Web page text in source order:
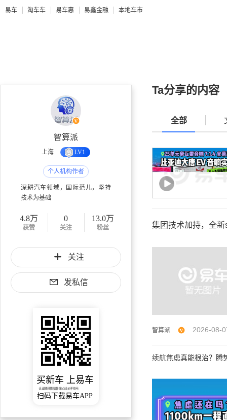
易车 淘车车 易车惠 易鑫金融 本地车市
智算派
上海 LV1
个人机构作者
深耕汽车领域，国际范儿，坚持
技术为基础
4.8万
获赞
0
关注
13.0万
粉丝
关注
发私信
买新车 上易车
认证顾问微信聊 放心比价不吃亏
扫码下载易车APP
Ta分享的内容
全部
集团技术加持，全
智算派 2026-08-
续航焦虑真能根治？腾